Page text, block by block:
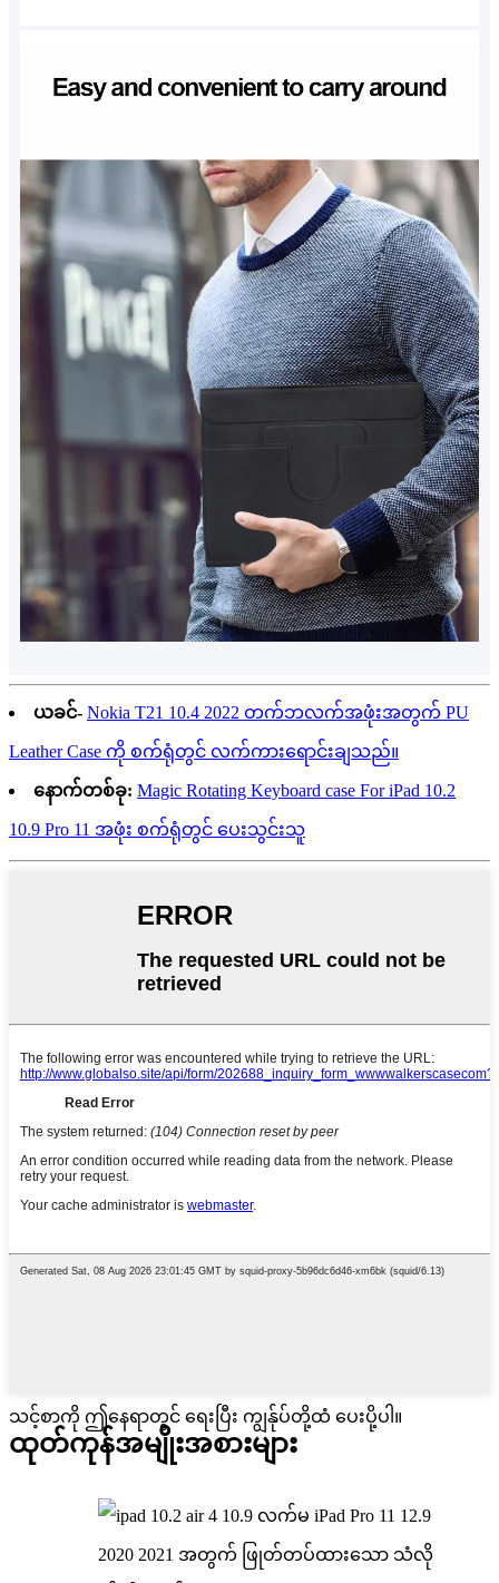
ယခင်- Nokia T21 10.4 2022 တက်ဘလက်အဖုံးအတွက် PU
Leather Case ကို စက်ရုံတွင် လက်ကားရောင်းချသည်။
နောက်တစ်ခု: Magic Rotating Keyboard case For iPad 10.2
10.9 Pro 11 အဖုံး စက်ရုံတွင် ပေးသွင်းသူ
သင့်စာကို ဤနေရာတွင် ရေးပြီး ကျွန်ုပ်တို့ထံ ပေးပို့ပါ။
ထုတ်ကုန်အမျိုးအစားများ